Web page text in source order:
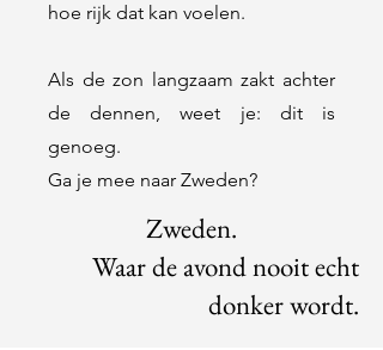
hoe rijk dat kan voelen.
Als de zon langzaam zakt achter
de dennen, weet je: dit is
genoeg.
Ga je mee naar Zweden?
Zweden.
Waar de avond nooit echt
donker wordt.